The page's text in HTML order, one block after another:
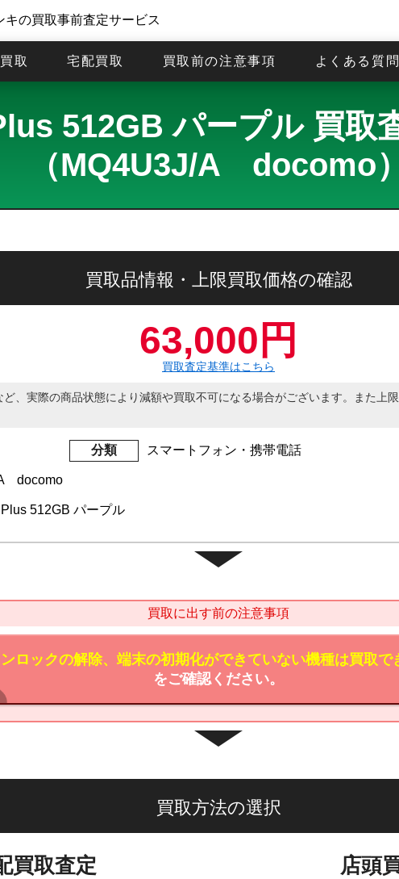
の買取事前査定サービス
取 宅配買取 買取前の注意事項 よくある質
512GB パープル 買取
（MQ4U3J/A docomo
買取品情報・上限買取価格の確認
63,000円
買取査定基準はこちら
、実際の商品状態により減額や買取不可になる場合がございます。また上
分類 スマートフォン・携帯電話
docomo
512GB パープル
買取に出す前の注意事項
ロックの解除、端末の初期化ができていない機種は買取で
をご確認ください。
買取方法の選択
買取査定 店頭